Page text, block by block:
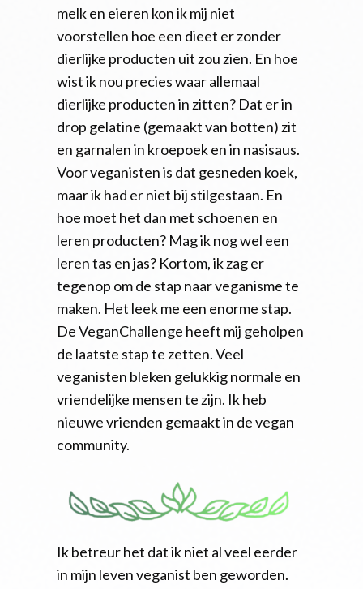
melk en eieren kon ik mij niet
voorstellen hoe een dieet er zonder
dierlijke producten uit zou zien. En hoe
wist ik nou precies waar allemaal
dierlijke producten in zitten? Dat er in
drop gelatine (gemaakt van botten) zit
en garnalen in kroepoek en in nasisaus.
Voor veganisten is dat gesneden koek,
maar ik had er niet bij stilgestaan. En
hoe moet het dan met schoenen en
leren producten? Mag ik nog wel een
leren tas en jas? Kortom, ik zag er
tegenop om de stap naar veganisme te
maken. Het leek me een enorme stap.
De VeganChallenge heeft mij geholpen
de laatste stap te zetten. Veel
veganisten bleken gelukkig normale en
vriendelijke mensen te zijn. Ik heb
nieuwe vrienden gemaakt in de vegan
community.
Ik betreur het dat ik niet al veel eerder
in mijn leven veganist ben geworden.